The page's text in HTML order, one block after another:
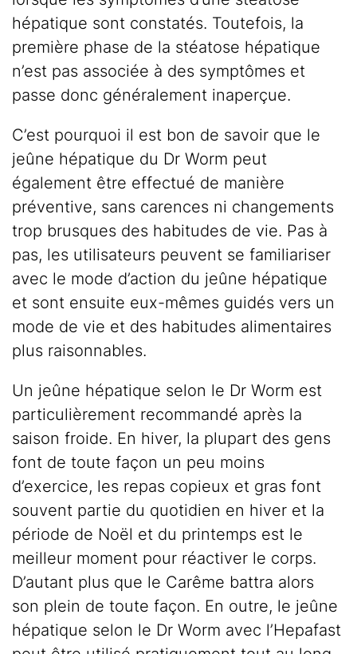
hépatique sont constatés. Toutefois, la
première phase de la stéatose hépatique
n’est pas associée à des symptômes et
passe donc généralement inaperçue.
C’est pourquoi il est bon de savoir que le
jeûne hépatique du Dr Worm peut
également être effectué de manière
préventive, sans carences ni changements
trop brusques des habitudes de vie. Pas à
pas, les utilisateurs peuvent se familiariser
avec le mode d’action du jeûne hépatique
et sont ensuite eux-mêmes guidés vers un
mode de vie et des habitudes alimentaires
plus raisonnables.
Un jeûne hépatique selon le Dr Worm est
particulièrement recommandé après la
saison froide. En hiver, la plupart des gens
font de toute façon un peu moins
d’exercice, les repas copieux et gras font
souvent partie du quotidien en hiver et la
période de Noël et du printemps est le
meilleur moment pour réactiver le corps.
D’autant plus que le Carême battra alors
son plein de toute façon. En outre, le jeûne
hépatique selon le Dr Worm avec l’Hepafast